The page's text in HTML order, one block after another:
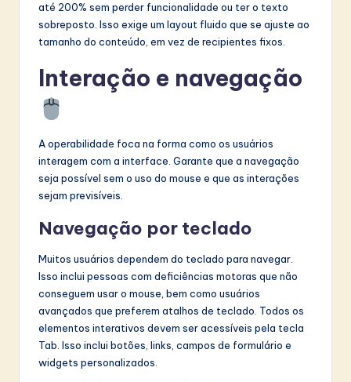
até 200% sem perder funcionalidade ou ter o texto
sobreposto. Isso exige um layout fluido que se ajuste ao
tamanho do conteúdo, em vez de recipientes fixos.
Interação e navegação
A operabilidade foca na forma como os usuários
interagem com a interface. Garante que a navegação
seja possível sem o uso do mouse e que as interações
sejam previsíveis.
Navegação por teclado
Muitos usuários dependem do teclado para navegar.
Isso inclui pessoas com deficiências motoras que não
conseguem usar o mouse, bem como usuários
avançados que preferem atalhos de teclado. Todos os
elementos interativos devem ser acessíveis pela tecla
Tab. Isso inclui botões, links, campos de formulário e
widgets personalizados.